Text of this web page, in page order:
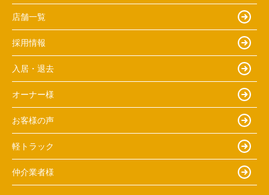
店舗一覧
採用情報
入居・退去
オーナー様
お客様の声
軽トラック
仲介業者様